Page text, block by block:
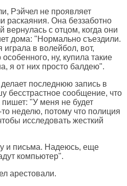
Рэйчел не проявляет
раскаяния. Она беззаботно
вернулась с отцом, когда они
дома: "Нормально съездили.
в волейбол, вот,
ну, купила такие
я от них просто балдею".
последнюю запись в
бесстрастное сообщение, что
"У меня не будет
неделю, потому что полиция
исследовать жесткий
и письма. Надеюсь, еще
компьютер".
арестовали.